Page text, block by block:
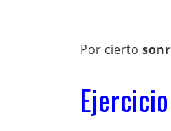
Por cierto